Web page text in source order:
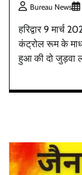
Bureau News
हरिद्वार 9
कंट्रोल रूम के
हुआ की दो जुड़वा